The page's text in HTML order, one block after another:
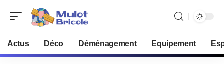
Actus Déco Déménagement Equipement